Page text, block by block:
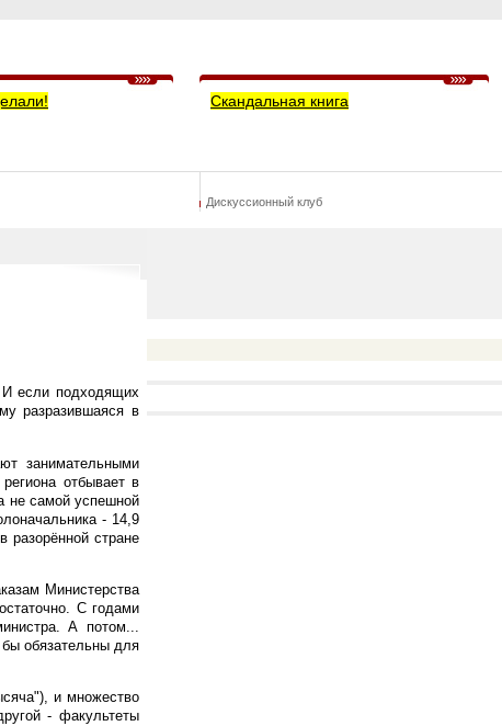
Скандальная книга
Дискуссионный клуб
И если подходящих
разразившаяся в
занимательными
отбывает в
не самой успешной
- 14,9
стране
Министерства
С годами
А потом...
бы обязательны для
и множество
- факультеты